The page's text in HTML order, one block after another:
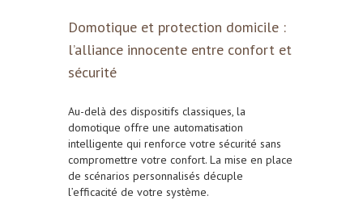
Domotique et protection domicile :
l’alliance innocente entre confort et
sécurité
Au-delà des dispositifs classiques, la
domotique offre une automatisation
intelligente qui renforce votre sécurité sans
compromettre votre confort. La mise en place
de scénarios personnalisés décuple
l’efficacité de votre système.